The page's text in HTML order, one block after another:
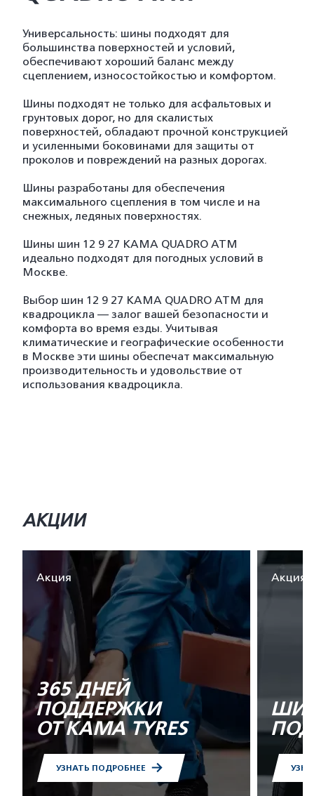
Универсальность: шины подходят для
большинства поверхностей и условий,
обеспечивают хороший баланс между
сцеплением, износостойкостью и комфортом.
Шины подходят не только для асфальтовых и
грунтовых дорог, но для скалистых
поверхностей, обладают прочной конструкцией
и усиленными боковинами для защиты от
проколов и повреждений на разных дорогах.
Шины разработаны для обеспечения
максимального сцепления в том числе и на
снежных, ледяных поверхностях.
Шины шин 12 9 27 КАМА QUADRO ATM
идеально подходят для погодных условий в
Москве.
Выбор шин 12 9 27 КАМА QUADRO ATM для
квадроцикла — залог вашей безопасности и
комфорта во время езды. Учитывая
климатические и географические особенности
в Москве эти шины обеспечат максимальную
производительность и удовольствие от
использования квадроцикла.
АКЦИИ
Акция
365 ДНЕЙ
ПОДДЕРЖКИ
ОТ KAMA TYRES
УЗНАТЬ ПОДРОБНЕЕ
Акция